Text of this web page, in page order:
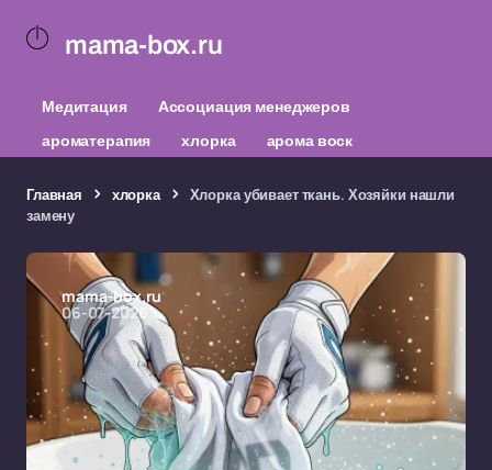
mama-box.ru
Медитация
Ассоциация менеджеров
ароматерапия
хлорка арома воск
Главная хлорка
Хлорка убивает ткань. Хозяйки нашли
замену
mama-box.ru
06-07-2026